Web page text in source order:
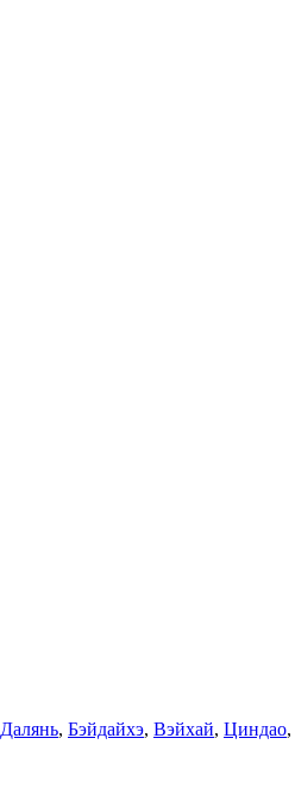
Далянь, Бэйдайхэ, Вэйхай, Циндао,